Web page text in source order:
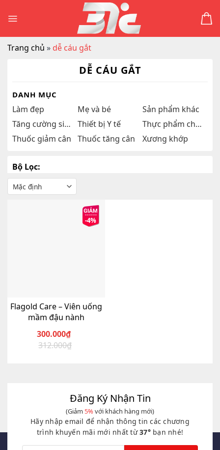
Trang chủ » dễ cáu gắt
DỄ CÁU GẮT
DANH MỤC
Làm đẹp Mẹ và bé
Sản phẩm khác
Tăng cường sinh lý
Thiết bị Y tế
Thực phẩm chức năng
Thuốc giảm cân
Thuốc tăng cân Xương khớp
Bộ Lọc:
-4%
Flagold Care – Viên uống
mầm đậu nành
312.000₫
Giá
300.000₫
Giá
Đăng Ký Nhận Tin
(Giảm 5%với khách hàng mới)
Hãy nhập email để nhận thông tin các chương
trình khuyến mãi mới nhất từ37°bạn nhé!